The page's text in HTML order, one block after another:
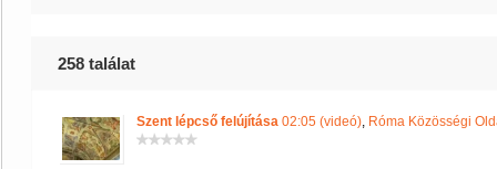
258 találat
Szent lépcső felújítása 02:05 (videó), Róma Közösségi